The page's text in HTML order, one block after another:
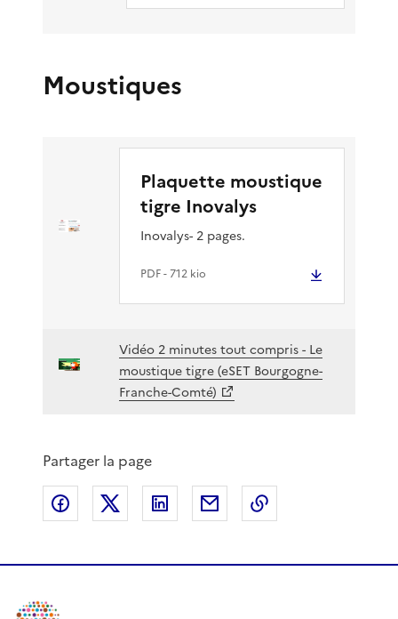
Moustiques
Plaquette moustique
tigre Inovalys
PDF- 712 kio
Inovalys- 2 pages.
Vidéo 2 minutes tout compris - Le
moustique tigre (eSET Bourgogne-
Franche-Comté)
Partager la page
Partager sur Facebook
Partager sur XPartager sur LinkedIn
Partager par email